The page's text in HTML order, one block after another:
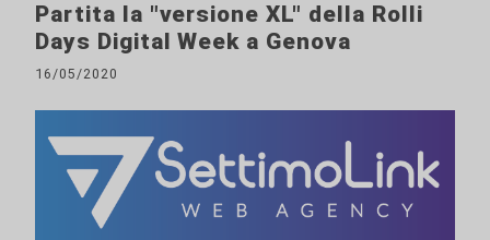
Partita la "versione XL" della Rolli
Days Digital Week a Genova
16/05/2020